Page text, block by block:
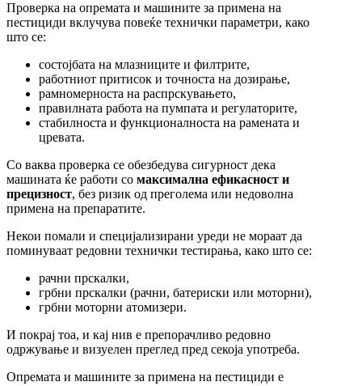
Проверка на опремата и машините за примена на
пестициди вклучува повеќе технички параметри, како
што се:
состојбата на млазниците и филтрите,
работниот притисок и точноста на дозирање,
рамномерноста на распрскувањето,
правилната работа на пумпата и регулаторите,
стабилноста и функционалноста на рамената и
цревата.
Со ваква проверка се обезбедува сигурност дека
машината ќе работи со максимална ефикасност и
прецизност, без ризик од преголема или недоволна
примена на препаратите.
Некои помали и специјализирани уреди не мораат да
поминуваат редовни технички тестирања, како што се:
рачни прскалки,
грбни прскалки (рачни, батериски или моторни),
грбни моторни атомизери.
И покрај тоа, и кај нив е препорачливо редовно
одржување и визуелен преглед пред секоја употреба.
Опремата и машините за примена на пестициди е